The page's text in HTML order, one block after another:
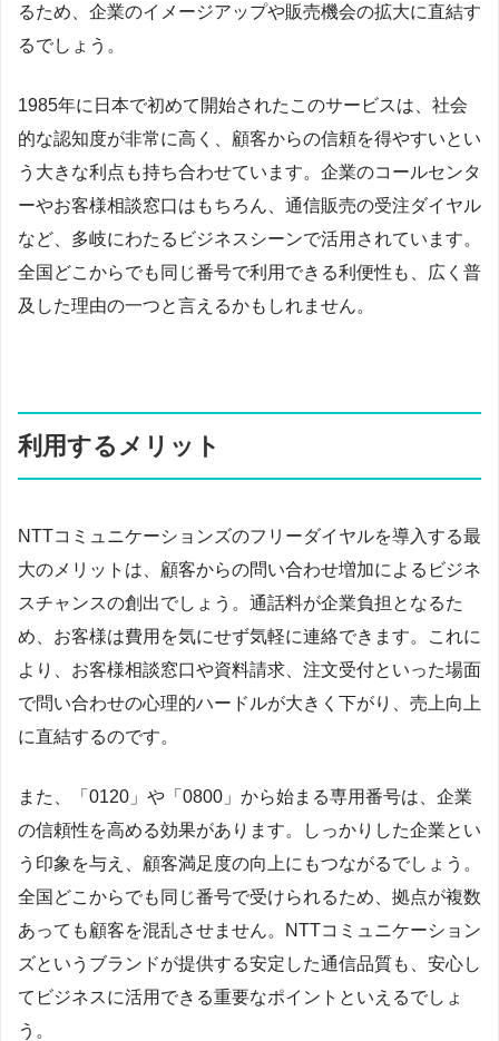
るため、企業のイメージアップや販売機会の拡大に直結す
るでしょう。
1985年に日本で初めて開始されたこのサービスは、社会
的な認知度が非常に高く、顧客からの信頼を得やすいとい
う大きな利点も持ち合わせています。企業のコールセンタ
ーやお客様相談窓口はもちろん、通信販売の受注ダイヤル
など、多岐にわたるビジネスシーンで活用されています。
全国どこからでも同じ番号で利用できる利便性も、広く普
及した理由の一つと言えるかもしれません。
利用するメリット
NTTコミュニケーションズのフリーダイヤルを導入する最
大のメリットは、顧客からの問い合わせ増加によるビジネ
スチャンスの創出でしょう。通話料が企業負担となるた
め、お客様は費用を気にせず気軽に連絡できます。これに
より、お客様相談窓口や資料請求、注文受付といった場面
で問い合わせの心理的ハードルが大きく下がり、売上向上
に直結するのです。
また、「0120」や「0800」から始まる専用番号は、企業
の信頼性を高める効果があります。しっかりした企業とい
う印象を与え、顧客満足度の向上にもつながるでしょう。
全国どこからでも同じ番号で受けられるため、拠点が複数
あっても顧客を混乱させません。NTTコミュニケーション
ズというブランドが提供する安定した通信品質も、安心し
てビジネスに活用できる重要なポイントといえるでしょ
う。